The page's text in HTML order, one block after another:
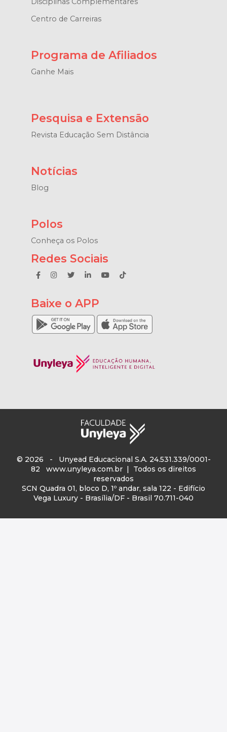
Centro de Carreiras
Programa de Afiliados
Ganhe Mais
Pesquisa e Extensão
Revista Educação Sem Distância
Notícias
Blog
Polos
Conheça os Polos
Redes Sociais
Baixe o APP
© 2026 - Unyead Educacional S.A. 24.531.339/0001-
82 www.unyleya.com.br | Todos os direitos
reservados
SCN Quadra 01, bloco D, 1º andar, sala 122 - Edifício
Vega Luxury - Brasília/DF - Brasil 70.711-040